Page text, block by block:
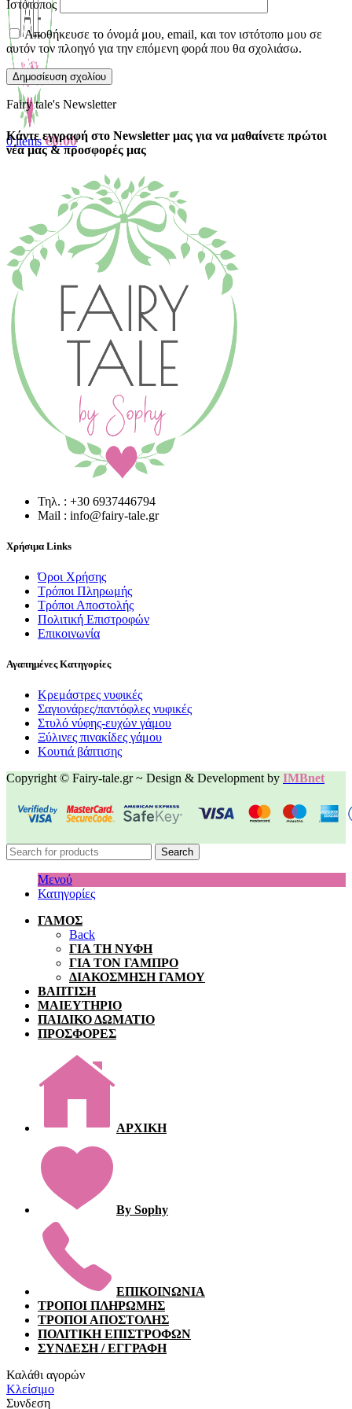
0items €0.00
Ιστότοπος
Αποθήκευσε το όνομά μου, email, και τον ιστότοπο μου σε
αυτόν τον πλοηγό για την επόμενη φορά που θα σχολιάσω.
Fairy tale's Newsletter
Κάντε εγγραφή στο Newsletter μας για να μαθαίνετε πρώτοι
νέα μας & προσφορές μας
Τηλ. : +30 6937446794
Mail : info@fairy-tale.gr
Χρήσιμα Links
Όροι Χρήσης
Τρόποι Πληρωμής
Τρόποι Αποστολής
Πολιτική Επιστροφών
Επικοινωνία
Αγαπημένες Κατηγορίες
Κρεμάστρες νυφικές
Σαγιονάρες/παντόφλες νυφικές
Στυλό νύφης-ευχών γάμου
Ξύλινες πινακίδες γάμου
Κουτιά βάπτισης
Copyright © Fairy-tale.gr ~ Design & Development by IMBnet
Search
Μενού
Κατηγορίες
ΓΑΜΟΣ
Back
ΓΙΑ ΤΗ ΝΥΦΗ
ΓΙΑ ΤΟΝ ΓΑΜΠΡΟ
ΔΙΑΚΟΣΜΗΣΗ ΓΑΜΟΥ
ΒΑΠΤΙΣΗ
ΜΑΙΕΥΤΗΡΙΟ
ΠΑΙΔΙΚΟ ΔΩΜΑΤΙΟ
ΠΡΟΣΦΟΡΕΣ
ΑΡΧΙΚΗ
By Sophy
ΕΠΙΚΟΙΝΩΝΙΑ
ΤΡΟΠΟΙ ΠΛΗΡΩΜΗΣ
ΤΡΟΠΟΙ ΑΠΟΣΤΟΛΗΣ
ΠΟΛΙΤΙΚΗ ΕΠΙΣΤΡΟΦΩΝ
ΣΥΝΔΕΣΗ / ΕΓΓΡΑΦΗ
Καλάθι αγορών
Κλείσιμο
Συνδεση